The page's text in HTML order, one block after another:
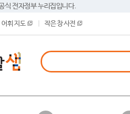
식 전자정부 누리집입니다.
어휘 지도 작은 창 사전